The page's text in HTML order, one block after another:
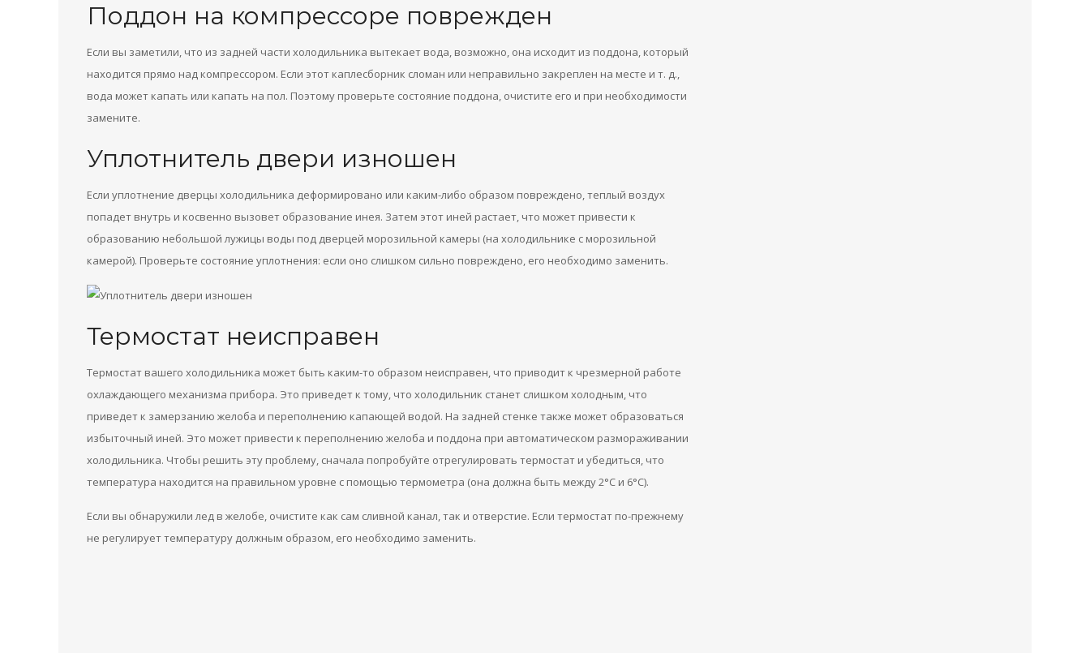
Поддон на компрессоре поврежден
Если вы заметили, что из задней части холодильника вытекает вода, возможно, она исходит из поддона, который
находится прямо над компрессором. Если этот каплесборник сломан или неправильно закреплен на месте и т. д.,
вода может капать или капать на пол. Поэтому проверьте состояние поддона, очистите его и при необходимости
замените.
Уплотнитель двери изношен
Если уплотнение дверцы холодильника деформировано или каким-либо образом повреждено, теплый воздух
попадет внутрь и косвенно вызовет образование инея. Затем этот иней растает, что может привести к
образованию небольшой лужицы воды под дверцей морозильной камеры (на холодильнике с морозильной
камерой). Проверьте состояние уплотнения: если оно слишком сильно повреждено, его необходимо заменить.
Термостат неисправен
Термостат вашего холодильника может быть каким-то образом неисправен, что приводит к чрезмерной работе
охлаждающего механизма прибора. Это приведет к тому, что холодильник станет слишком холодным, что
приведет к замерзанию желоба и переполнению капающей водой. На задней стенке также может образоваться
избыточный иней. Это может привести к переполнению желоба и поддона при автоматическом размораживании
холодильника. Чтобы решить эту проблему, сначала попробуйте отрегулировать термостат и убедиться, что
температура находится на правильном уровне с помощью термометра (она должна быть между 2°C и 6°C).
Если вы обнаружили лед в желобе, очистите как сам сливной канал, так и отверстие. Если термостат по-прежнему
не регулирует температуру должным образом, его необходимо заменить.